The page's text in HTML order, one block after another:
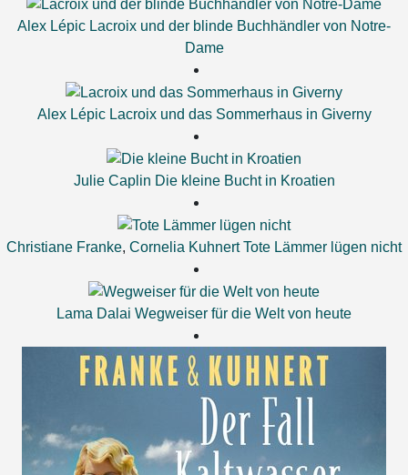
Alex Lépic Lacroix und der blinde Buchhändler von Notre-
Dame
Alex Lépic Lacroix und das Sommerhaus in Giverny
Julie Caplin Die kleine Bucht in Kroatien
Christiane Franke, Cornelia Kuhnert Tote Lämmer lügen nicht
Lama Dalai Wegweiser für die Welt von heute